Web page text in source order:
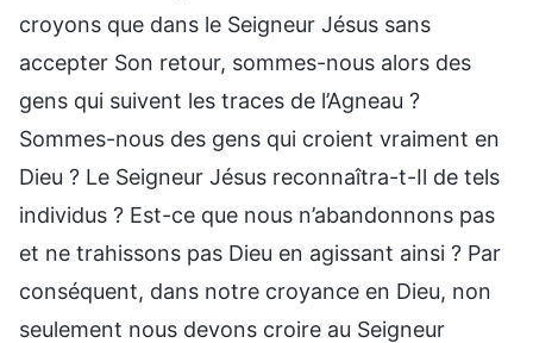
croyons que dans le Seigneur Jésus sans
accepter Son retour, sommes-nous alors des
gens qui suivent les traces de l’Agneau ?
Sommes-nous des gens qui croient vraiment en
Dieu ? Le Seigneur Jésus reconnaîtra-t-Il de tels
individus ? Est-ce que nous n’abandonnons pas
et ne trahissons pas Dieu en agissant ainsi ? Par
conséquent, dans notre croyance en Dieu, non
seulement nous devons croire au Seigneur